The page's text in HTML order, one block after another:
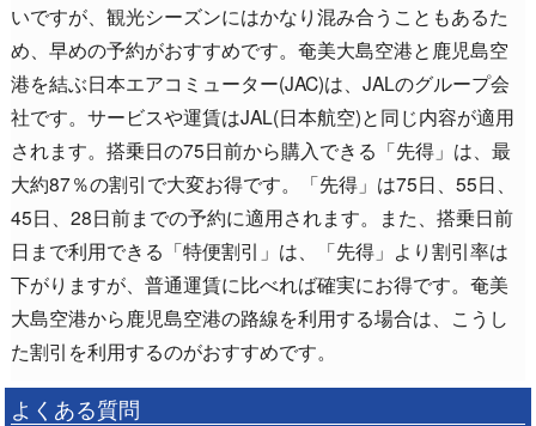
いですが、観光シーズンにはかなり混み合うこともあるた
め、早めの予約がおすすめです。奄美大島空港と鹿児島空
港を結ぶ日本エアコミューター(JAC)は、JALのグループ会
社です。サービスや運賃はJAL(日本航空)と同じ内容が適用
されます。搭乗日の75日前から購入できる「先得」は、最
大約87％の割引で大変お得です。「先得」は75日、55日、
45日、28日前までの予約に適用されます。また、搭乗日前
日まで利用できる「特便割引」は、「先得」より割引率は
下がりますが、普通運賃に比べれば確実にお得です。奄美
大島空港から鹿児島空港の路線を利用する場合は、こうし
た割引を利用するのがおすすめです。
よくある質問